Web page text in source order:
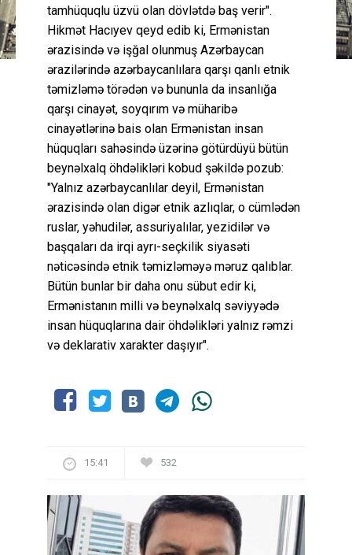
tamhüquqlu üzvü olan dövlətdə baş verir".
Hikmət Hacıyev qeyd edib ki, Ermənistan
ərazisində və işğal olunmuş Azərbaycan
ərazilərində azərbaycanlılara qarşı qanlı etnik
təmizləmə törədən və bununla da insanlığa
qarşı cinayət, soyqırım və müharibə
cinayətlərinə bais olan Ermənistan insan
hüquqları sahəsində üzərinə götürdüyü bütün
beynəlxalq öhdəlikləri kobud şəkildə pozub:
"Yalnız azərbaycanlılar deyil, Ermənistan
ərazisində olan digər etnik azlıqlar, o cümlədən
ruslar, yəhudilər, assuriyalılar, yezidilər və
başqaları da irqi ayrı-seçkilik siyasəti
nəticəsində etnik təmizləməyə məruz qalıblar.
Bütün bunlar bir daha onu sübut edir ki,
Ermənistanın milli və beynəlxalq səviyyədə
insan hüquqlarına dair öhdəlikləri yalnız rəmzi
və deklarativ xarakter daşıyır".
15:41 532